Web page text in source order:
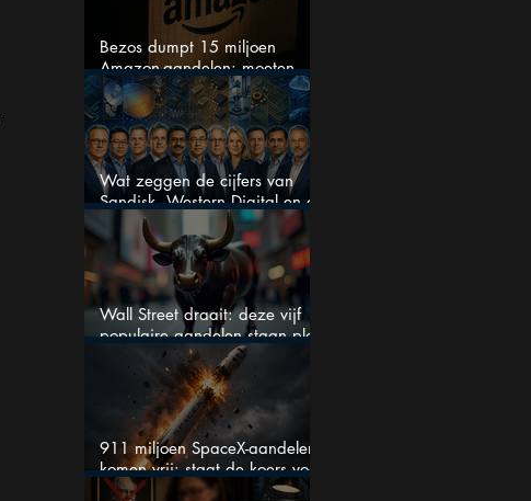
Bezos dumpt 15 miljoen
Amazon-aandelen: moeten
beleggers zich zorgen maken?
Wat zeggen de cijfers van
Sandisk, Western Digital en de
AI-Infrastructuur aandelen mij
werkelijk
Wall Street draait: deze vijf
populaire aandelen staan plots
onder spanning
911 miljoen SpaceX-aandelen
komen vrij: staat de koers voor
een nieuwe crash?